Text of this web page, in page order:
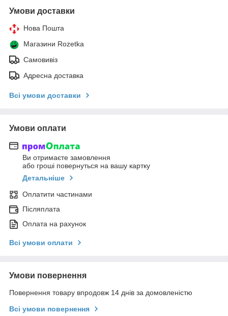
Умови доставки
Нова Пошта
Магазини Rozetka
Самовивіз
Адресна доставка
Всі умови доставки
Умови оплати
Ви отримаєте замовлення
або гроші повернуться на вашу картку
Детальніше
Оплатити частинами
Післяплата
Оплата на рахунок
Всі умови оплати
Умови повернення
Повернення товару впродовж 14 днів за домовленістю
Всі умови повернення